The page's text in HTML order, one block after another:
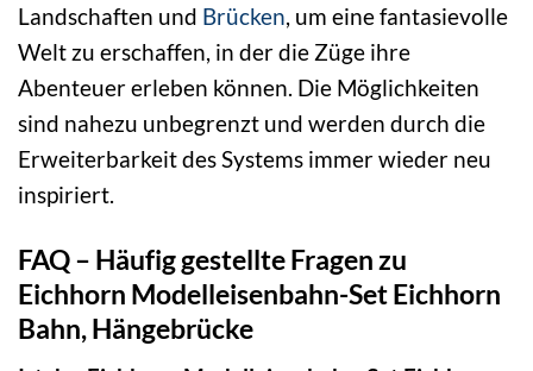
Landschaften und Brücken , um eine fantasievolle
Welt zu erschaffen, in der die Züge ihre
Abenteuer erleben können. Die Möglichkeiten
sind nahezu unbegrenzt und werden durch die
Erweiterbarkeit des Systems immer wieder neu
inspiriert.
FAQ – Häufig gestellte Fragen zu
Eichhorn Modelleisenbahn-Set Eichhorn
Bahn, Hängebrücke